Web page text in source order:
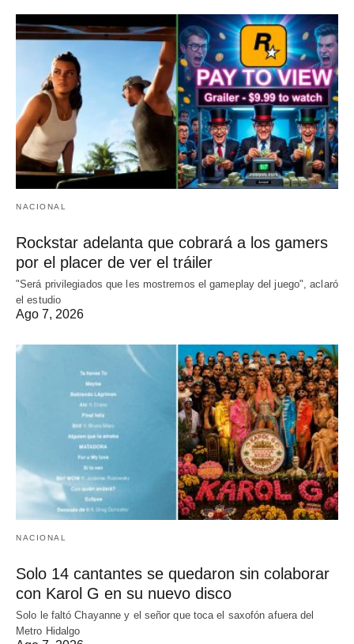
NACIONAL
Rockstar adelanta que cobrará a los gamers
por el placer de ver el tráiler
"Será privilegiados que les mostremos el gameplay del juego", aclaró
el estudio
Ago 7, 2026
NACIONAL
Solo 14 cantantes se quedaron sin colaborar
con Karol G en su nuevo disco
Solo le faltó Chayanne y el señor que toca el saxofón afuera del
Metro Hidalgo